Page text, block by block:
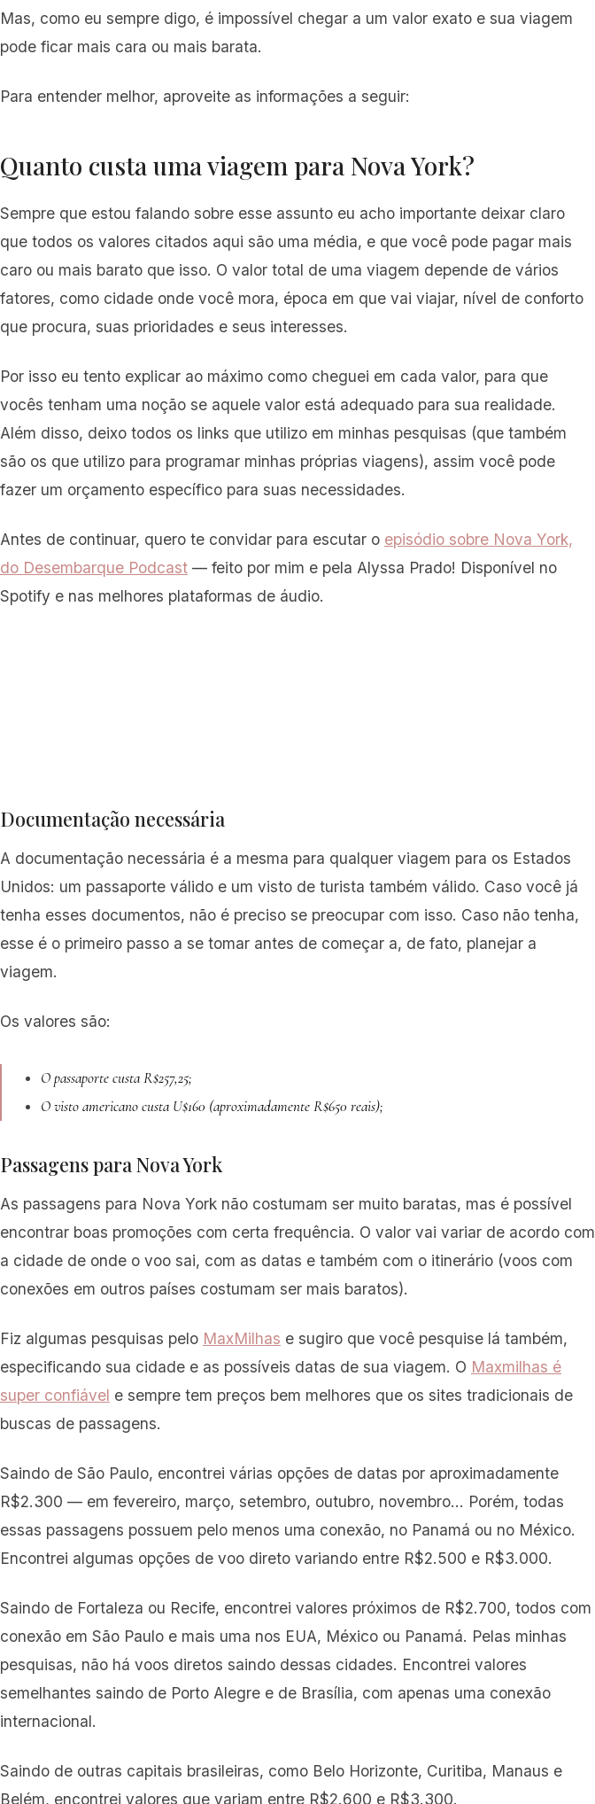
Mas, como eu sempre digo, é impossível chegar a um valor exato e sua viagem
pode ficar mais cara ou mais barata.
Para entender melhor, aproveite as informações a seguir:
Quanto custa uma viagem para Nova York?
Sempre que estou falando sobre esse assunto eu acho importante deixar claro
que todos os valores citados aqui são uma média, e que você pode pagar mais
caro ou mais barato que isso. O valor total de uma viagem depende de vários
fatores, como cidade onde você mora, época em que vai viajar, nível de conforto
que procura, suas prioridades e seus interesses.
Por isso eu tento explicar ao máximo como cheguei em cada valor, para que
vocês tenham uma noção se aquele valor está adequado para sua realidade.
Além disso, deixo todos os links que utilizo em minhas pesquisas (que também
são os que utilizo para programar minhas próprias viagens), assim você pode
fazer um orçamento específico para suas necessidades.
Antes de continuar, quero te convidar para escutar o episódio sobre Nova York,
do Desembarque Podcast — feito por mim e pela Alyssa Prado! Disponível no
Spotify e nas melhores plataformas de áudio.
Documentação necessária
A documentação necessária é a mesma para qualquer viagem para os Estados
Unidos: um passaporte válido e um visto de turista também válido. Caso você já
tenha esses documentos, não é preciso se preocupar com isso. Caso não tenha,
esse é o primeiro passo a se tomar antes de começar a, de fato, planejar a
viagem.
Os valores são:
O passaporte custa R$257,25;
O visto americano custa U$160 (aproximadamente R$650 reais);
Passagens para Nova York
As passagens para Nova York não costumam ser muito baratas, mas é possível
encontrar boas promoções com certa frequência. O valor vai variar de acordo com
a cidade de onde o voo sai, com as datas e também com o itinerário (voos com
conexões em outros países costumam ser mais baratos).
Fiz algumas pesquisas pelo MaxMilhas e sugiro que você pesquise lá também,
especificando sua cidade e as possíveis datas de sua viagem. O Maxmilhas é
super confiável e sempre tem preços bem melhores que os sites tradicionais de
buscas de passagens.
Saindo de São Paulo, encontrei várias opções de datas por aproximadamente
R$2.300 — em fevereiro, março, setembro, outubro, novembro… Porém, todas
essas passagens possuem pelo menos uma conexão, no Panamá ou no México.
Encontrei algumas opções de voo direto variando entre R$2.500 e R$3.000.
Saindo de Fortaleza ou Recife, encontrei valores próximos de R$2.700, todos com
conexão em São Paulo e mais uma nos EUA, México ou Panamá. Pelas minhas
pesquisas, não há voos diretos saindo dessas cidades. Encontrei valores
semelhantes saindo de Porto Alegre e de Brasília, com apenas uma conexão
internacional.
Saindo de outras capitais brasileiras, como Belo Horizonte, Curitiba, Manaus e
Belém, encontrei valores que variam entre R$2.600 e R$3.300.